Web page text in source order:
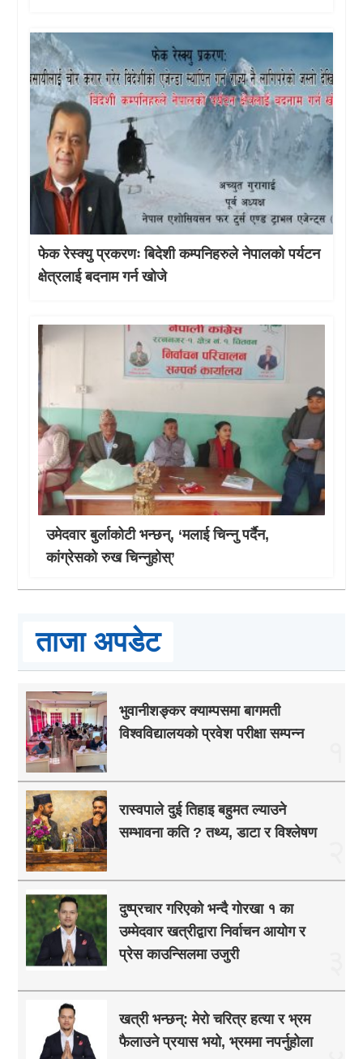
फेक रेस्क्यु प्रकरणः बिदेशी कम्पनिहरुले नेपालको पर्यटन
क्षेत्रलाई बदनाम गर्न खोजे
उमेदवार बुर्लाकोटी भन्छन्, ‘मलाई चिन्नु पर्दैन,
कांग्रेसको रुख चिन्नुहोस्’
ताजा अपडेट
भुवानीशङ्कर क्याम्पसमा बागमती
विश्वविद्यालयको प्रवेश परीक्षा सम्पन्न
रास्वपाले दुई तिहाइ बहुमत ल्याउने
सम्भावना कति ? तथ्य, डाटा र विश्लेषण
दुष्प्रचार गरिएको भन्दै गोरखा १ का
उम्मेदवार खत्रीद्वारा निर्वाचन आयोग र
प्रेस काउन्सिलमा उजुरी
खत्री भन्छन्: मेरो चरित्र हत्या र भ्रम
फैलाउने प्रयास भयो, भ्रममा नपर्नुहोला